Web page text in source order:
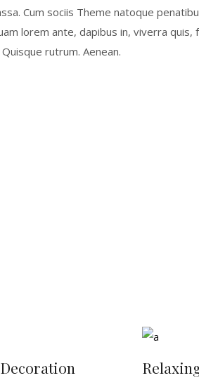
Cum sociis Theme natoque
lorem ante, dapibus in, viverra quis,
rutrum. Aenean.